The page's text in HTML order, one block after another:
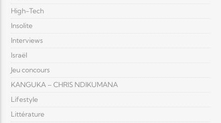
High-Tech
Insolite
Interviews
Israël
Jeu concours
KANGUKA – CHRIS NDIKUMANA
Lifestyle
Littérature